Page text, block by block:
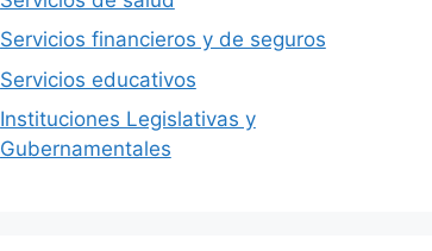
Servicios financieros y de seguros
Servicios educativos
Instituciones Legislativas y
Gubernamentales